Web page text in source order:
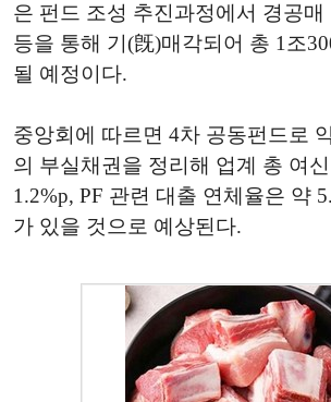
은 펀드 조성 추진과정에서 경공
등을 통해 기(旣)매각되어 총 1조
될 예정이다.
중앙회에 따르면 4차 공동펀드로
의 부실채권을 정리해 업계 총 여
1.2%p, PF 관련 대출 연체율은 약
가 있을 것으로 예상된다.